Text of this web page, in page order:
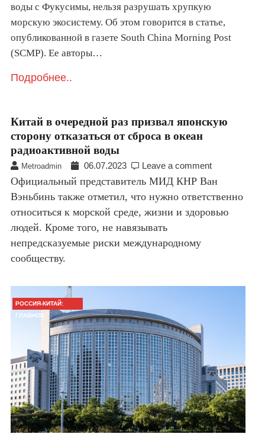
воды с Фукусимы, нельзя разрушать хрупкую
морскую экосистему. Об этом говорится в статье,
опубликованной в газете South China Morning Post
(SCMP). Ее авторы…
Подробнее..
Китай в очередной раз призвал японскую
сторону отказаться от сброса в океан
радиоактивной воды
Metroadmin 06.07.2023 Leave a comment
Официальный представитель МИД КНР Ван
Вэньбинь также отметил, что нужно ответственно
относиться к морской среде, жизни и здоровью
людей. Кроме того, не навязывать
непредсказуемые риски международному
сообществу.
РОССИЯ-КИТАЙ:
ГЛАВНОЕ